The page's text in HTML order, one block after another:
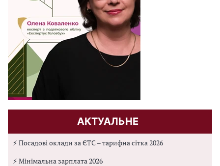
АКТУАЛЬНЕ
⚡ Посадові оклади за ЄТС – тарифна сітка 2026
⚡ Мінімальна зарплата 2026